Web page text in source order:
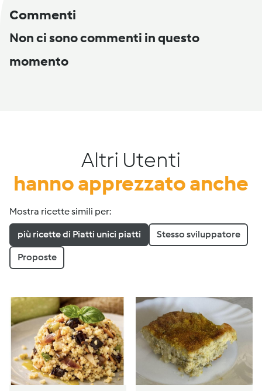
Commenti
Non ci sono commenti in questo
momento
Altri Utenti
hanno apprezzato anche
Mostra ricette simili per:
più ricette di Piatti unici piatti Stesso sviluppatore
Proposte